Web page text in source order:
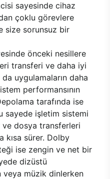
sayesinde cihaz
çoklu görevlere
size sorunsuz bir
önceki nesillere
transferi ve daha iyi
uygulamaların daha
performansının
tarafında ise
sayede işletim sistemi
ve dosya transferleri
kısa sürer. Dolby
ise zengin ve net bir
dizüstü
müzik dinlerken